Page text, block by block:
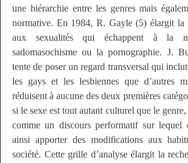
une hiérarchie entre les genres mais
normative. En 1984, R. Gayle (5) élargit la
aux sexualités qui échappent à la
sadomasochisme ou la pornographie. J.
tente de poser un regard transversal qui
les gays et les lesbiennes que d’autres
réduisent à aucune des deux premières
si le sexe est tout autant culturel que le genre,
comme un discours performatif sur
ainsi apporter des modifications aux
société. Cette grille d’analyse élargit la